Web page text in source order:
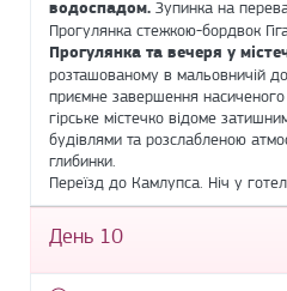
водоспадом. Зупинка на
Прогулянка стежкою-бордвок
Прогулянка та вечеря у
розташованому в мальовничій
приємне завершення
гірське містечко відоме
будівлями та розслабленою
глибинки.
Переїзд до Камлупса. Ніч у
День 10